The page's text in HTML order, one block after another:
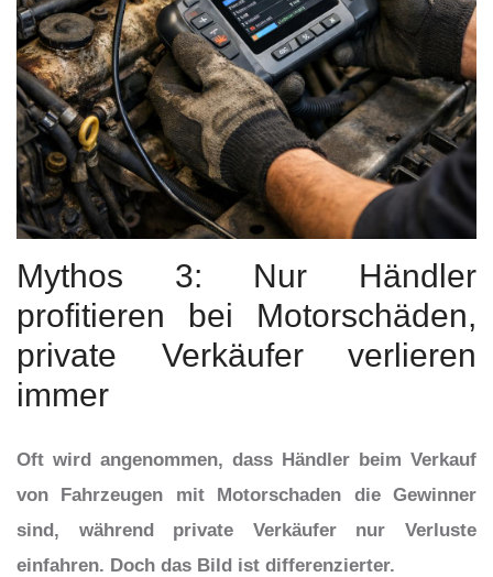
Mythos 3: Nur Händler
profitieren bei Motorschäden,
private Verkäufer verlieren
immer
Oft wird angenommen, dass Händler beim Verkauf
von Fahrzeugen mit Motorschaden die Gewinner
sind, während private Verkäufer nur Verluste
einfahren. Doch das Bild ist differenzierter.